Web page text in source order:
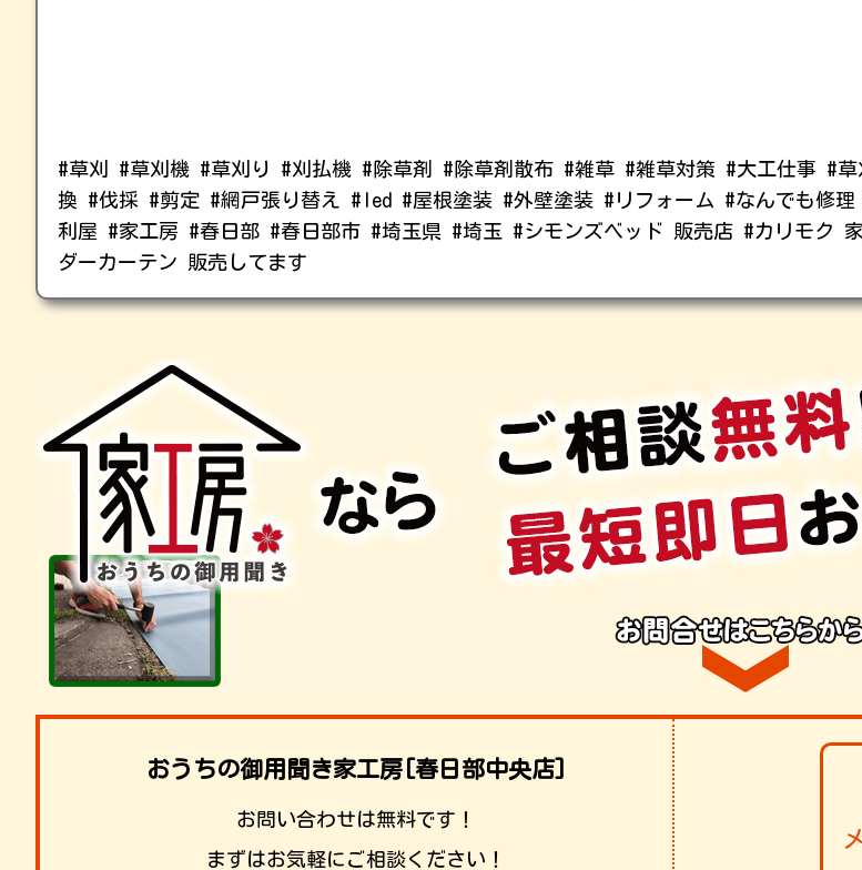
#草刈 #草刈機 #草刈り #刈払機 #除草剤 #除草剤散布 #雑草 #雑草対策 #大工仕事 #草
換 #伐採 #剪定 #網戸張り替え #led #屋根塗装 #外壁塗装 #リフォーム #なんでも修
利屋 #家工房 #春日部 #春日部市 #埼玉県 #埼玉 #シモンズベッド 販売店 #カリモク
ダーカーテン 販売してます
おうちの御用聞き家工房[春日部中央店]
お問い合わせは無料です！
まずはお気軽にご相談ください！